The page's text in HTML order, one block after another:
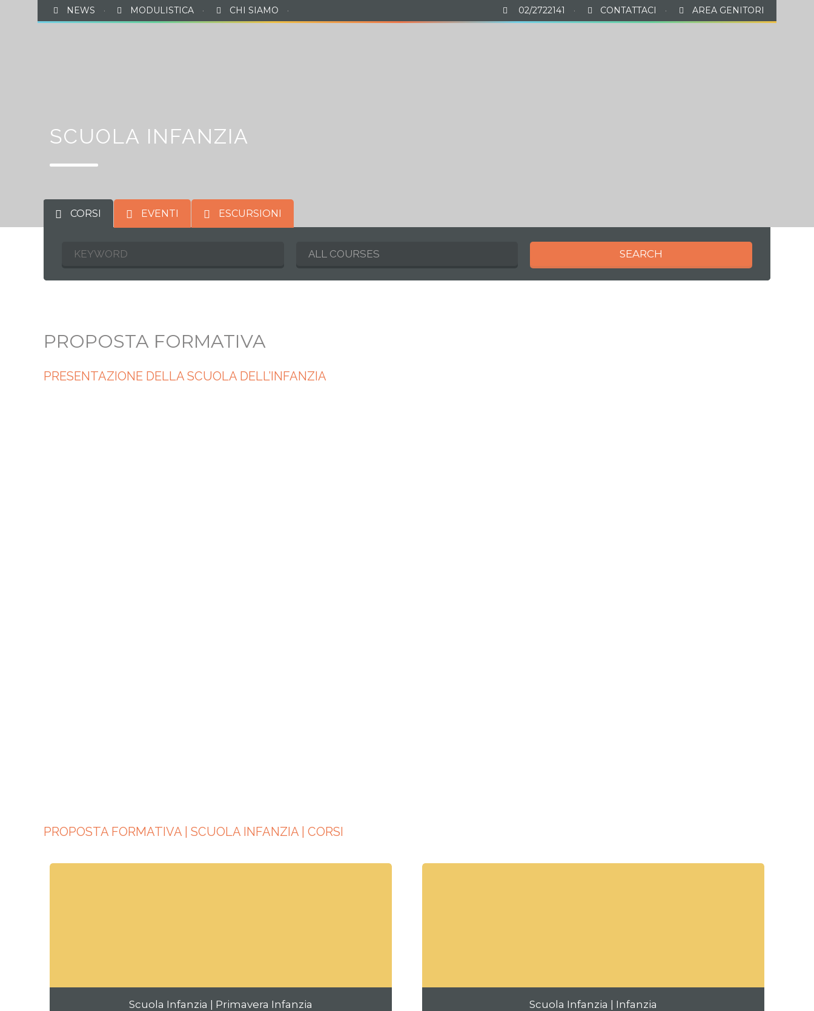
NEWS · MODULISTICA · CHI SIAMO · 02/2722141 · CONTATTACI · AREA GENITORI
SCUOLA INFANZIA
CORSI EVENTI ESCURSIONI
PROPOSTA FORMATIVA
PRESENTAZIONE DELLA SCUOLA DELL’INFANZIA
PROPOSTA FORMATIVA | SCUOLA INFANZIA | CORSI
Scuola Infanzia | Primavera Infanzia Scuola Infanzia | Infanzia